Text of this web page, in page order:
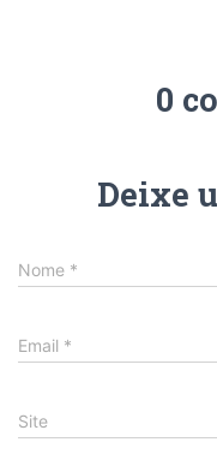
0
Deixe
Nome *
Email *
Site